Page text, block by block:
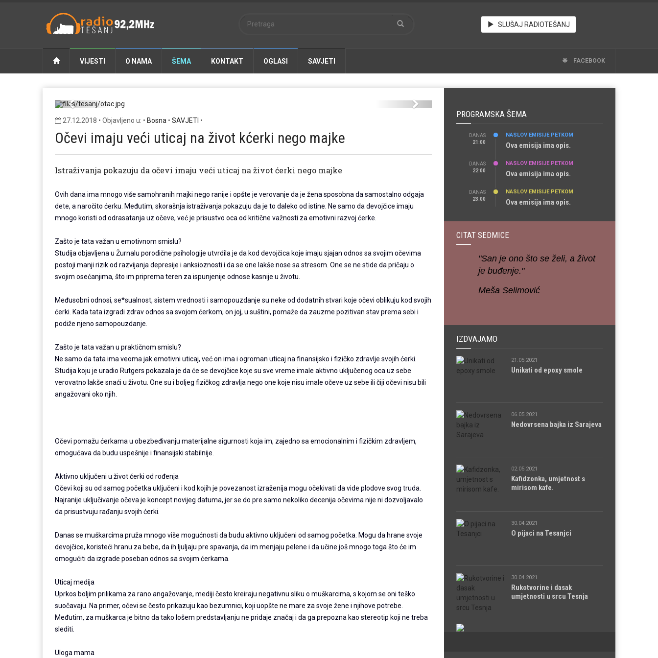
SLUŠAJ RADIOTEŠANJ
VIJESTI O NAMA ŠEMA KONTAKT OGLASI SAVJETI FACEBOOK
Previous Next
27.12.2018 • Objavljeno u: • Bosna • SAVJETI •
Očevi imaju veći uticaj na život kćerki nego majke
Istraživanja pokazuju da očevi imaju veći uticaj na život ćerki nego majke
Ovih dana ima mnogo više samohranih majki nego ranije i opšte je verovanje da je žena sposobna da samostalno odgaja
dete, a naročito ćerku. Međutim, skorašnja istraživanja pokazuju da je to daleko od istine. Ne samo da devojčice imaju
mnogo koristi od odrasatanja uz očeve, već je prisustvo oca od kritične važnosti za emotivni razvoj ćerke.
Zašto je tata važan u emotivnom smislu?
Studija objavljena u Žurnalu porodične psihologije utvrdila je da kod devojčica koje imaju sjajan odnos sa svojim očevima
postoji manji rizik od razvijanja depresije i anksioznosti i da se one lakše nose sa stresom. One se ne stide da pričaju o
svojim osećanjima, što im priprema teren za ispunjenije odnose kasnije u životu.
Međusobni odnosi, se*sualnost, sistem vrednosti i samopouzdanje su neke od dodatnih stvari koje očevi oblikuju kod svojih
ćerki. Kada tata izgradi zdrav odnos sa svojom ćerkom, on joj, u suštini, pomaže da zauzme pozitivan stav prema sebi i
podiže njeno samopouzdanje.
Zašto je tata važan u praktičnom smislu?
Ne samo da tata ima veoma jak emotivni uticaj, već on ima i ogroman uticaj na finansijsko i fizičko zdravlje svojih ćerki.
Studija koju je uradio Rutgers pokazala je da će se devojčice koje su sve vreme imale aktivno uključenog oca uz sebe
verovatno lakše snaći u životu. One su i boljeg fizičkog zdravlja nego one koje nisu imale očeve uz sebe ili čiji očevi nisu bili
angažovani oko njih.
Očevi pomažu ćerkama u obezbeđivanju materijalne sigurnosti koja im, zajedno sa emocionalnim i fizičkim zdravljem,
omogućava da budu uspešnije i finansijski stabilnije.
Aktivno uključeni u život ćerki od rođenja
Očevi koji su od samog početka uključeni i kod kojih je povezanost izraženija mogu očekivati da vide plodove svog truda.
Najranije uključivanje očeva je koncept novijeg datuma, jer se do pre samo nekoliko decenija očevima nije ni dozvoljavalo
da prisustvuju rađanju svojih ćerki.
Danas se muškarcima pruža mnogo više mogućnosti da budu aktivno uključeni od samog početka. Mogu da hrane svoje
devojčice, koristeći hranu za bebe, da ih ljuljaju pre spavanja, da im menjaju pelene i da učine još mnogo toga što će im
omogućiti da izgrade poseban odnos sa svojim ćerkama.
Uticaj medija
Uprkos boljim prilikama za rano angažovanje, mediji često kreiraju negativnu sliku o muškarcima, s kojom se oni teško
suočavaju. Na primer, očevi se često prikazuju kao bezumnici, koji uopšte ne mare za svoje žene i njihove potrebe.
Međutim, za muškarca je bitno da tako lošem predstavljanju ne pridaje značaj i da ga prepozna kao stereotip koji ne treba
slediti.
Uloga mama
PROGRAMSKA ŠEMA
DANAS
21:00
NASLOV EMISIJE PETKOM
Ova emisija ima opis.
DANAS
22:00
NASLOV EMISIJE PETKOM
Ova emisija ima opis.
DANAS
23:00
NASLOV EMISIJE PETKOM
Ova emisija ima opis.
CITAT SEDMICE
"San je ono što se želi, a život
je buđenje."
Meša Selimović
IZDVAJAMO
21.05.2021
Unikati od epoxy smole
06.05.2021
Nedovrsena bajka iz Sarajeva
02.05.2021
Kafidzonka, umjetnost s
mirisom kafe.
30.04.2021
O pijaci na Tesanjci
30.04.2021
Rukotvorine i dasak
umjetnosti u srcu Tesnja